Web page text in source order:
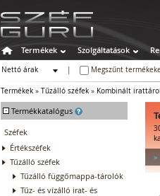
Termékek Szolgáltatások
Nettó árak
Megszűnt
Termékek » Tűzálló széfek » Kombinált
- Termékkatalógus
Széfek
Értékszéfek
Tűzálló széfek
Tűzálló függőmappa-tárolók
Tűz- és vízálló irat- és
»